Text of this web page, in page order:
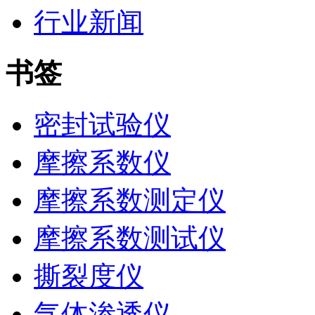
行业新闻
书签
密封试验仪
摩擦系数仪
摩擦系数测定仪
摩擦系数测试仪
撕裂度仪